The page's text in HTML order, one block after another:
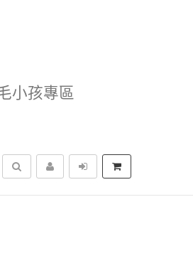
小孩專區
搜尋